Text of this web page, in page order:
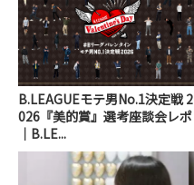
B.LEAGUEモテ男No.1決定戦 2
026『美的賞』選考座談会レポ
｜B.LE...